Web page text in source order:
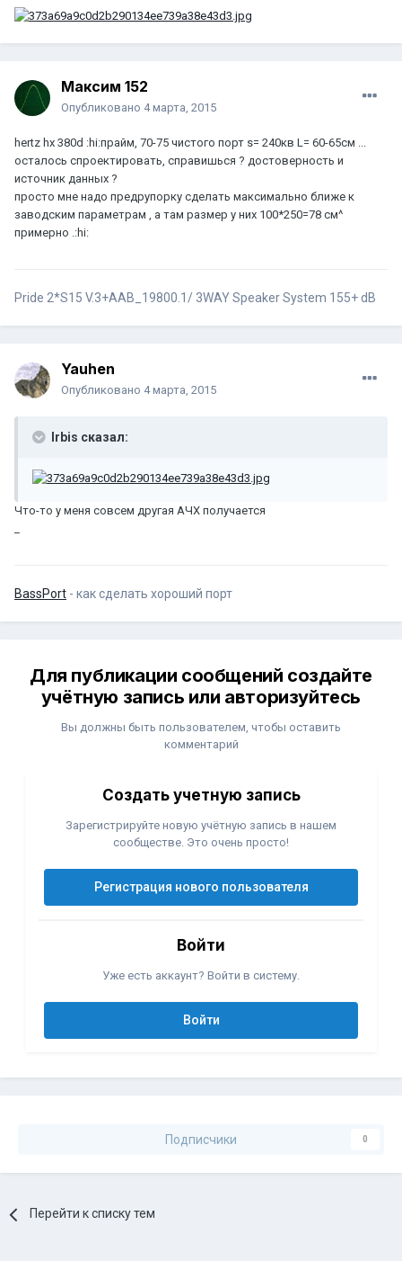
Максим 152
Опубликовано 4 марта, 2015
hertz hx 380d :hi:прайм, 70-75 чистого порт s= 240кв L= 60-65см ...
осталось спроектировать, справишься ? достоверность и
источник данных ?
просто мне надо предрупорку сделать максимально ближе к
заводским параметрам , а там размер у них 100*250=78 см^
примерно .:hi:
Pride 2*S15 V.3+AAB_19800.1/ 3WAY Speaker System 155+ dB
Yauhen
Опубликовано 4 марта, 2015
Irbis сказал:
Что-то у меня совсем другая АЧХ получается
BassPort - как сделать хороший порт
Для публикации сообщений создайте
учётную запись или авторизуйтесь
Вы должны быть пользователем, чтобы оставить
комментарий
Создать учетную запись
Зарегистрируйте новую учётную запись в нашем
сообществе. Это очень просто!
Регистрация нового пользователя
Войти
Уже есть аккаунт? Войти в систему.
Войти
Подписчики 0
Перейти к списку тем